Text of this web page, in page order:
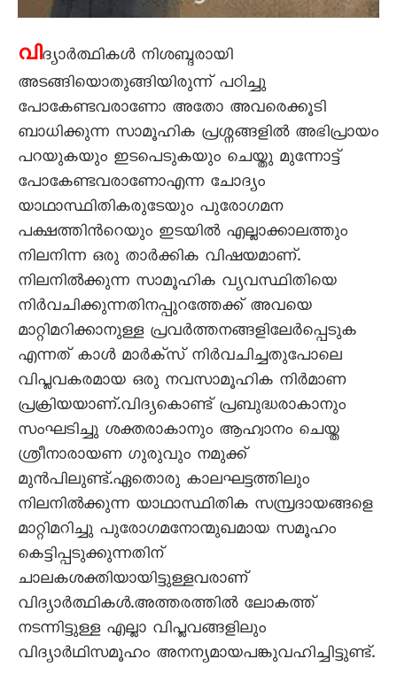
വിദ്യാര്‍ത്ഥികള്‍ നിശബ്ദരായി
അടങ്ങിയൊതുങ്ങിയിരുന്ന് പഠിച്ചു
പോകേണ്ടവരാണോ അതോ അവരെക്കൂടി
ബാധിക്കുന്ന സാമൂഹിക പ്രശ്നങ്ങളില്‍ അഭിപ്രായം
പറയുകയും ഇടപെടുകയും ചെയ്തു മുന്നോട്ട്
പോകേണ്ടവരാണോഎന്ന ചോദ്യം
യാഥാസ്ഥിതികരുടേയും പുരോഗമന
പക്ഷത്തിന്‍റെയും ഇടയില്‍ എല്ലാക്കാലത്തും
നിലനിന്ന ഒരു താര്‍ക്കിക വിഷയമാണ്.
നിലനില്‍ക്കുന്ന സാമൂഹിക വ്യവസ്ഥിതിയെ
നിര്‍വചിക്കുന്നതിനപ്പുറത്തേക്ക് അവയെ
മാറ്റിമറിക്കാനുള്ള പ്രവര്‍ത്തനങ്ങളിലേര്‍പ്പെടുക
എന്നത് കാള്‍ മാര്‍ക്സ് നിര്‍വചിച്ചതുപോലെ
വിപ്ലവകരമായ ഒരു നവസാമൂഹിക നിര്‍മാണ
പ്രക്രിയയാണ്.വിദ്യകൊണ്ട് പ്രബുദ്ധരാകാനും
സംഘടിച്ചു ശക്തരാകാനും ആഹ്വാനം ചെയ്ത
ശ്രീനാരായണ ഗുരുവും നമുക്ക്
മുന്‍പിലുണ്ട്.ഏതൊരു കാലഘട്ടത്തിലും
നിലനില്‍ക്കുന്ന യാഥാസ്ഥിതിക സമ്പ്രദായങ്ങളെ
മാറ്റിമറിച്ചു പുരോഗമനോന്മുഖമായ സമൂഹം
കെട്ടിപ്പടുക്കുന്നതിന്
ചാലകശക്തിയായിട്ടുള്ളവരാണ്
വിദ്യാര്‍ത്ഥികള്‍.അത്തരത്തില്‍ ലോകത്ത്
നടന്നിട്ടുള്ള എല്ലാ വിപ്ലവങ്ങളിലും
വിദ്യാര്‍ഥിസമൂഹം അനന്യമായപങ്കുവഹിച്ചിട്ടുണ്ട്.